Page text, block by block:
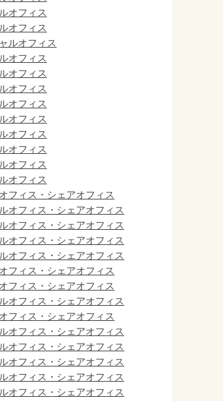
オフィス
オフィス
ルオフィス
オフィス
オフィス
オフィス
オフィス
オフィス
オフィス
オフィス
オフィス
オフィス
フィス・シェアオフィス
オフィス・シェアオフィス
オフィス・シェアオフィス
オフィス・シェアオフィス
オフィス・シェアオフィス
フィス・シェアオフィス
フィス・シェアオフィス
オフィス・シェアオフィス
フィス・シェアオフィス
オフィス・シェアオフィス
オフィス・シェアオフィス
オフィス・シェアオフィス
オフィス・シェアオフィス
オフィス・シェアオフィス